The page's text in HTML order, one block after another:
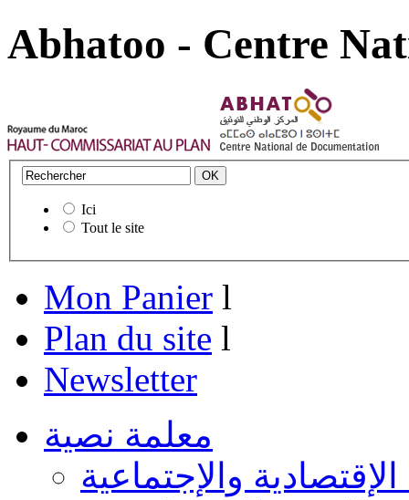
Abhatoo - Centre
Ici
Tout le site
Mon Panier l
Plan du site l
Newsletter
معلمة نصية
الإقتصادية والإجتماعية